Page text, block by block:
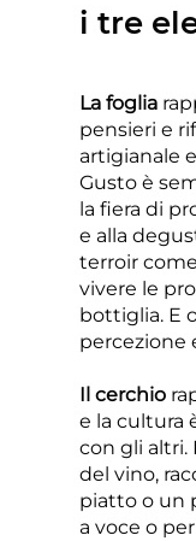
i tre
La foglia
pensieri e
artigianale
Gusto è
la fiera di
e alla
terroir
vivere le
bottiglia. E
percezione
Il cerchio
e la cultura
con gli altri.
del vino,
piatto o un
a voce o